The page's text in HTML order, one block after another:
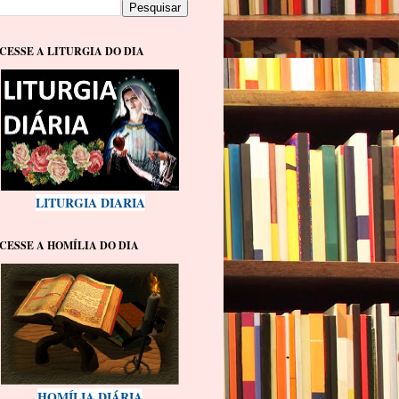
A LITURGIA DO DIA
LITURGIA DIARIA
A HOMÍLIA DO DIA